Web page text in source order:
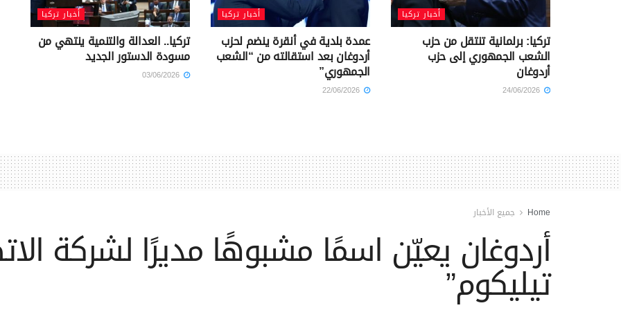
أخبار تركيا
تركيا: برلمانية تنتقل من حزب
الشعب الجمهوري إلى حزب
أردوغان
أخبار تركيا
عمدة بلدية في أنقرة ينضم لحزب
أردوغان بعد استقالته من “الشعب
الجمهوري”
أخبار تركيا
تركيا.. العدالة والتنمية ينتهي من
مسودة الدستور الجديد
Home جميع الأخبار
أردوغان يعيّن اسمًا مشبوهًا مديرًا لشركة
تيليكوم”